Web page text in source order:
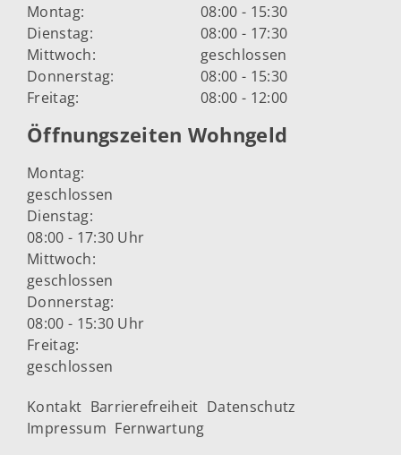
Montag:
08:00 - 15:30
Dienstag:
08:00 - 17:30
Mittwoch:
geschlossen
Donnerstag:
08:00 - 15:30
Freitag:
08:00 - 12:00
Öffnungszeiten Wohngeld
Montag:
geschlossen
Dienstag:
08:00 - 17:30 Uhr
Mittwoch:
geschlossen
Donnerstag:
08:00 - 15:30 Uhr
Freitag:
geschlossen
Kontakt Barrierefreiheit Datenschutz
Impressum Fernwartung